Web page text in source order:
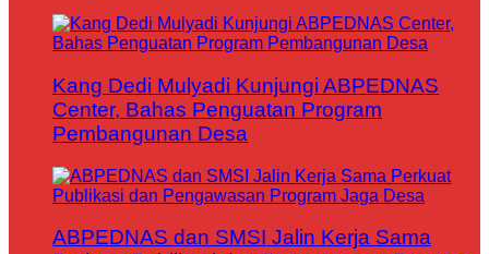
Kang Dedi Mulyadi Kunjungi ABPEDNAS
Center, Bahas Penguatan Program
Pembangunan Desa
ABPEDNAS dan SMSI Jalin Kerja Sama